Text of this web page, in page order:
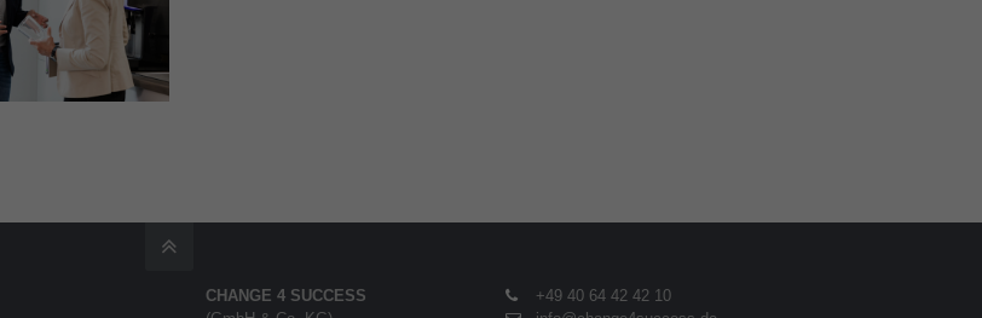
CHANGE 4 SUCCESS
+49 40 64 42 42 10